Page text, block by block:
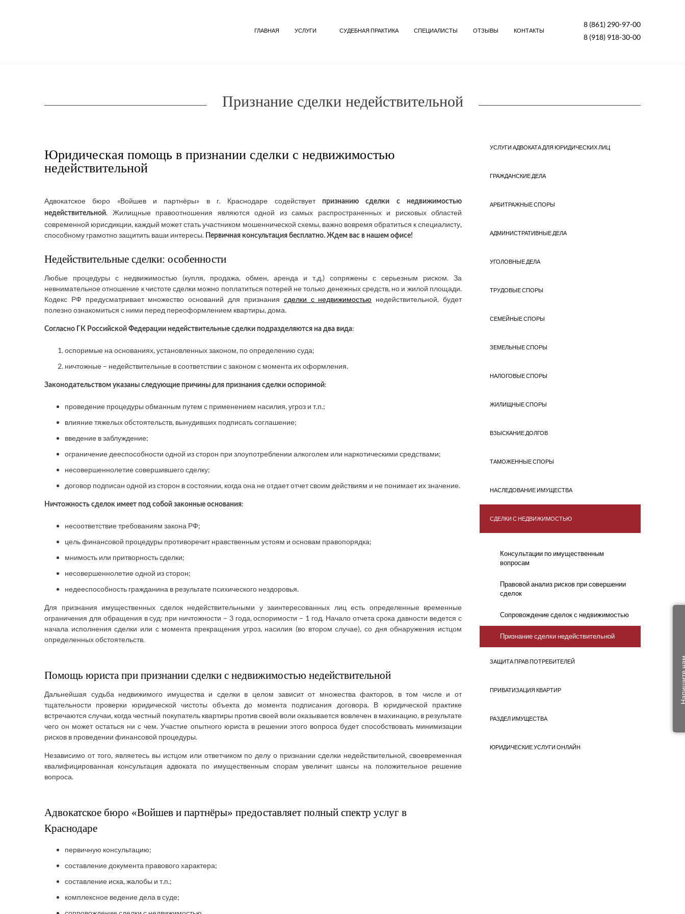
ГЛАВНАЯ УСЛУГИ СУДЕБНАЯ ПРАКТИКА СПЕЦИАЛИСТЫ ОТЗЫВЫ КОНТАКТЫ
8 (861) 290-97-00
8 (918) 918-30-00
Признание сделки недействительной
УСЛУГИ АДВОКАТА ДЛЯ ЮРИДИЧЕСКИХ ЛИЦ
ГРАЖДАНСКИЕ ДЕЛА
АРБИТРАЖНЫЕ СПОРЫ
АДМИНИСТРАТИВНЫЕ ДЕЛА
УГОЛОВНЫЕ ДЕЛА
ТРУДОВЫЕ СПОРЫ
СЕМЕЙНЫЕ СПОРЫ
ЗЕМЕЛЬНЫЕ СПОРЫ
НАЛОГОВЫЕ СПОРЫ
ЖИЛИЩНЫЕ СПОРЫ
ВЗЫСКАНИЕ ДОЛГОВ
ТАМОЖЕННЫЕ СПОРЫ
НАСЛЕДОВАНИЕ ИМУЩЕСТВА
СДЕЛКИ С НЕДВИЖИМОСТЬЮ
Консультации по имущественным
вопросам
Правовой анализ рисков при совершении
сделок
Сопровождение сделок с недвижимостью
Признание сделки недействительной
ЗАЩИТА ПРАВ ПОТРЕБИТЕЛЕЙ
ПРИВАТИЗАЦИЯ КВАРТИР
РАЗДЕЛ ИМУЩЕСТВА
ЮРИДИЧЕСКИЕ УСЛУГИ ОНЛАЙН
Юридическая помощь в признании сделки с недвижимостью
недействительной
Адвокатское бюро «Войшев и партнёры» в г. Краснодаре содействует
признанию сделки с недвижимостью
недействительной. Жилищные правоотношения являются одной из самых распространенных и рисковых областей
современной юрисдикции, каждый может стать участником мошеннической схемы, важно вовремя обратиться к специалисту,
способному грамотно защитить ваши интересы.
Первичная консультация бесплатно. Ждем вас в нашем офисе!
Недействительные сделки: особенности
Любые процедуры с недвижимостью (купля, продажа, обмен, аренда и т.д.) сопряжены с серьезным риском. За
невнимательное отношение к чистоте сделки можно поплатиться потерей не только денежных средств, но и жилой площади.
Кодекс РФ предусматривает множество оснований для признания сделки с недвижимостью недействительной, будет
полезно ознакомиться с ними перед переоформлением квартиры, дома.
Согласно ГК Российской Федерации недействительные сделки подразделяются на два вида:
оспоримые на основаниях, установленных законом, по определению суда;
ничтожные – недействительные в соответствии с законом с момента их оформления.
Законодательством указаны следующие причины для признания сделки оспоримой:
проведение процедуры обманным путем с применением насилия, угроз и т.п.;
влияние тяжелых обстоятельств, вынудивших подписать соглашение;
введение в заблуждение;
ограничение дееспособности одной из сторон при злоупотреблении алкоголем или наркотическими средствами;
несовершеннолетие совершившего сделку;
договор подписан одной из сторон в состоянии, когда она не отдает отчет своим действиям и не понимает их значение.
Ничтожность сделок имеет под собой законные основания:
несоответствие требованиям закона РФ;
цель финансовой процедуры противоречит нравственным устоям и основам правопорядка;
мнимость или притворность сделки;
несовершеннолетие одной из сторон;
недееспособность гражданина в результате психического нездоровья.
Для признания имущественных сделок недействительными у заинтересованных лиц есть определенные временные
ограничения для обращения в суд: при ничтожности – 3 года, оспоримости – 1 год. Начало отчета срока давности ведется с
начала исполнения сделки или с момента прекращения угроз, насилия (во втором случае), со дня обнаружения истцом
определенных обстоятельств.
Помощь юриста при признании сделки с недвижимостью недействительной
Дальнейшая судьба недвижимого имущества и сделки в целом зависит от множества факторов, в том числе и от
тщательности проверки юридической чистоты объекта до момента подписания договора. В юридической практике
встречаются случаи, когда честный покупатель квартиры против своей воли оказывается вовлечен в махинацию, в результате
чего он может остаться ни с чем. Участие опытного юриста в решении этого вопроса будет способствовать минимизации
рисков в проведении финансовой процедуры.
Независимо от того, являетесь вы истцом или ответчиком по делу о признании сделки недействительной, своевременная
квалифицированная консультация адвоката по имущественным спорам увеличит шансы на положительное решение
вопроса.
Адвокатское бюро «Войшев и партнёры» предоставляет полный спектр услуг в
Краснодаре
первичную консультацию;
составление документа правового характера;
составление иска, жалобы и т.п.;
комплексное ведение дела в суде;